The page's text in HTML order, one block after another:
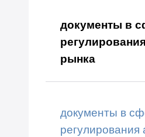
документы в
рынка
документы в
регулирования